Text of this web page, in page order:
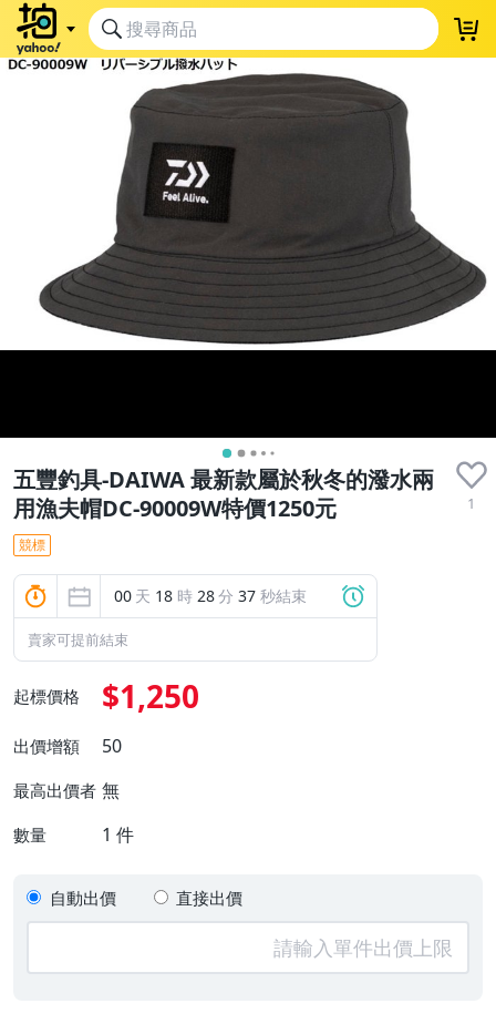
五豐釣具-DAIWA 最新款屬於秋冬的潑水兩
用漁夫帽DC-90009W特價1250元
1
競標
00 天 18 時 28分 36 秒結束
賣家可提前結束
起標價格 $1,250
出價增額 50
最高出價者 無
數量 1 件
自動出價 直接出價